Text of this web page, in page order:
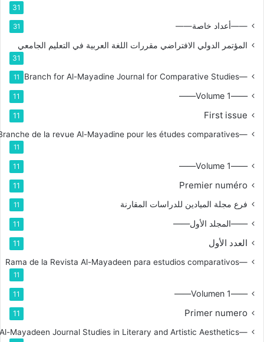
31
——أعداد خاصة—— 31
المؤتمر الدولي الافتراضي مقررات اللغة العربية في التعليم الجامعي
31
—Branch for Al-Mayadine Journal for Comparative Studies
11
——Volume 1——
11
First issue
11
—Branche de la revue Al-Mayadine pour les études comparatives
11
——Volume 1——
11
Premier numéro
11
فرع مجلة الميادين للدراسات المقارنة 11
——المجلد الأول—— 11
العدد الأول 11
—Rama de la Revista Al-Mayadeen para estudios comparativos
11
——Volumen 1——
11
Primer numero
11
—Branch for Al-Mayadeen Journal Studies in Literary and Artistic Aesthetics